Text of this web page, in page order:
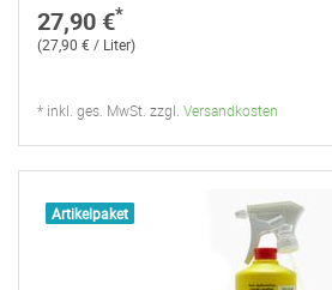
27,90 €*
(27,90 € / Liter)
* inkl. ges. MwSt. zzgl. Versandkosten
Artikelpaket